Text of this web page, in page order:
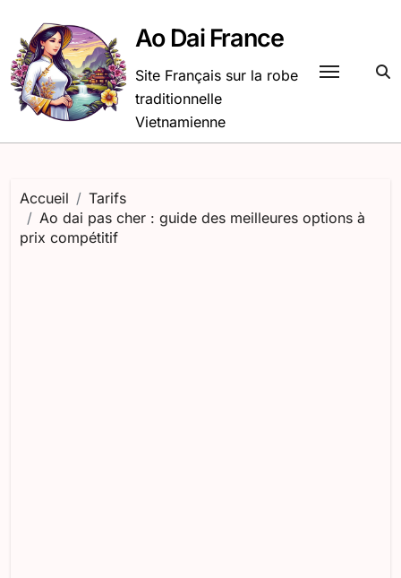
contenu
Ao Dai France
Site Français sur la robe
traditionnelle
Vietnamienne
Accueil
Tarifs
Ao dai pas cher : guide des meilleures options à
prix compétitif